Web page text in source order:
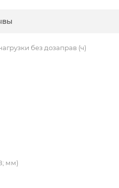
без дозаправ (ч)
мм)